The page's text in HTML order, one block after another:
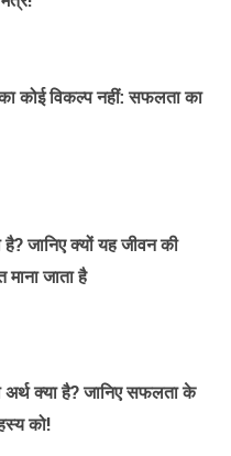
कोई विकल्प नहीं: सफलता का
जानिए क्यों यह जीवन की
जाता है
अर्थ क्या है? जानिए सफलता के
को!